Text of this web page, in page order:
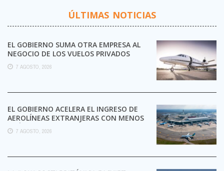
ÚLTIMAS NOTICIAS
EL GOBIERNO SUMA OTRA EMPRESA AL
NEGOCIO DE LOS VUELOS PRIVADOS
7 AGOSTO, 2026
EL GOBIERNO ACELERA EL INGRESO DE
AEROLÍNEAS EXTRANJERAS CON MENOS
TRÁMITES
7 AGOSTO, 2026